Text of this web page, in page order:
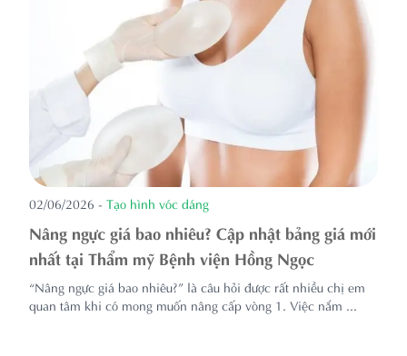
02/06/2026 - Tạo hình vóc dáng
Nâng ngực giá bao nhiêu? Cập nhật bảng giá mới
nhất tại Thẩm mỹ Bệnh viện Hồng Ngọc
“Nâng ngực giá bao nhiêu?” là câu hỏi được rất nhiều chị em
quan tâm khi có mong muốn nâng cấp vòng 1. Việc nắm ...